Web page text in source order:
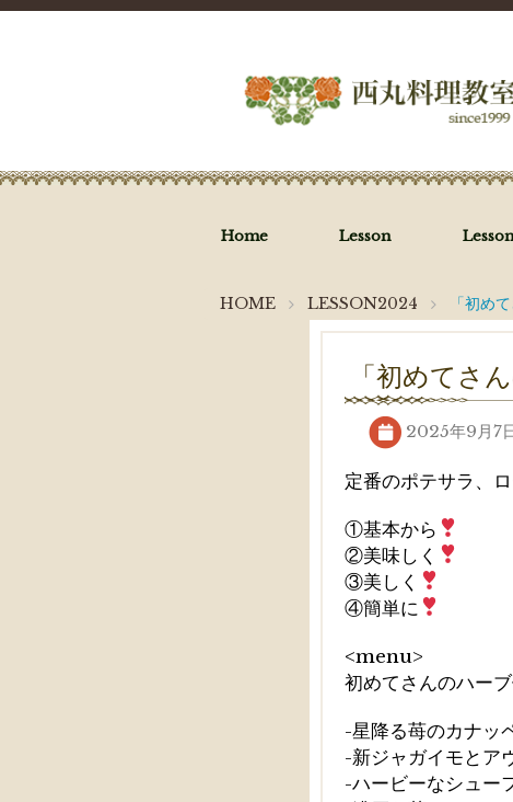
Home Lesson
HOME LESSON2024 「初め
「初めてさ
2025年9月7
定番のポテサラ、
①基本から
②美味しく
③美しく
④簡単に
<menu>
初めてさんのハー
-星降る苺のカナッ
-新ジャガイモとア
-ハービーなシュー